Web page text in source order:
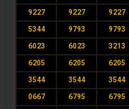
9227 9227 9227
5344 9793 9793
6023 6023 3213
6205 6205 6205
3544 3544 3544
0667 6795 6795